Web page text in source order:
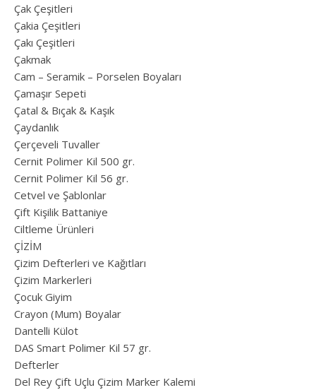
Çak Çeşitleri
Çakia Çeşitleri
Çakı Çeşitleri
Çakmak
Cam – Seramik – Porselen Boyaları
Çamaşır Sepeti
Çatal & Bıçak & Kaşık
Çaydanlık
Çerçeveli Tuvaller
Cernit Polimer Kil 500 gr.
Cernit Polimer Kil 56 gr.
Cetvel ve Şablonlar
Çift Kişilik Battaniye
Ciltleme Ürünleri
ÇİZİM
Çizim Defterleri ve Kağıtları
Çizim Markerleri
Çocuk Giyim
Crayon (Mum) Boyalar
Dantelli Külot
DAS Smart Polimer Kil 57 gr.
Defterler
Del Rey Çift Uçlu Çizim Marker Kalemi